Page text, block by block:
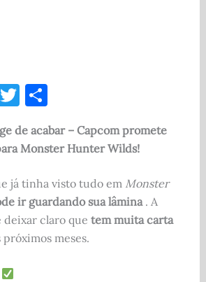
T
w
it
te
r
S
h
ar
e
de acabar – Capcom promete
Monster Hunter Wilds!
já tinha visto tudo em Monster
ir guardando sua lâmina. A
deixar claro que tem muita carta
meses.